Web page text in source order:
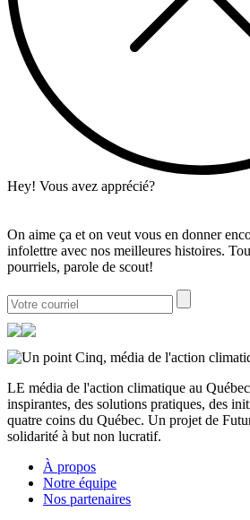
Hey! Vous avez apprécié?
On aime ça et on veut vous en donner
infolettre avec nos meilleures histoires.
pourriels, parole de scout!
LE média de l'action climatique au
inspirantes, des solutions pratiques, des
quatre coins du Québec. Un projet de
solidarité à but non lucratif.
À propos
Notre équipe
Nos partenaires